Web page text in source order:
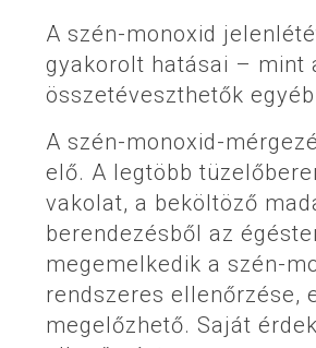
A szén-monoxid
gyakorolt hatásai – mint
összetéveszthetők
A szén-monoxid-
elő. A legtöbb
vakolat, a beköltöző
berendezésből az
megemelkedik a szén-
rendszeres ellenőrzése,
megelőzhető. Saját